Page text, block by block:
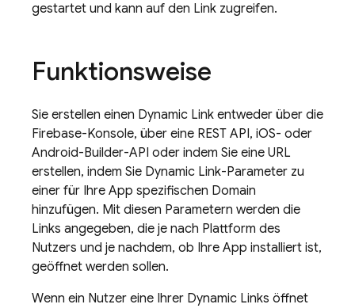
gestartet und kann auf den Link zugreifen.
Funktionsweise
Sie erstellen einen Dynamic Link entweder über die
Firebase-Konsole, über eine REST API, iOS- oder
Android-Builder-API oder indem Sie eine URL
erstellen, indem Sie Dynamic Link-Parameter zu
einer für Ihre App spezifischen Domain
hinzufügen. Mit diesen Parametern werden die
Links angegeben, die je nach Plattform des
Nutzers und je nachdem, ob Ihre App installiert ist,
geöffnet werden sollen.
Wenn ein Nutzer eine Ihrer Dynamic Links öffnet